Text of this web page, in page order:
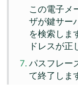
この電子メ
ザが鍵サー
を検索しま
ドレスが正
パスフレー
て終了しま